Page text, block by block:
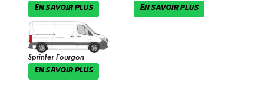
EN SAVOIR PLUS EN SAVOIR PLUS
Sprinter Fourgon
EN SAVOIR PLUS